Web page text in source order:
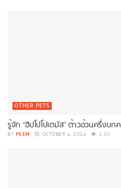
OTHER PETS
รู้จัก “ฮิปโปโปเตมัส” ต้าวอ้วนครึ่งบ
BY PEEM OCTOBER 4, 2024 1.3K